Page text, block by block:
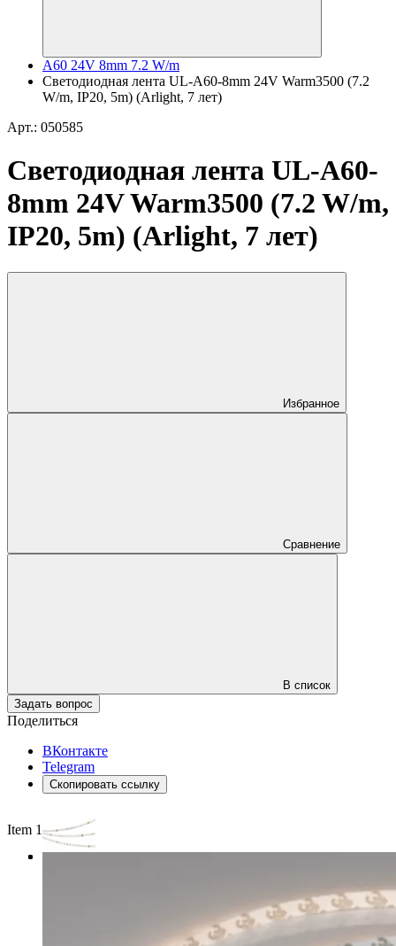
A60 24V 8mm 7.2 W/m
Светодиодная лента UL-A60-8mm 24V Warm3500 (7.2
W/m, IP20, 5m) (Arlight, 7 лет)
Арт.: 050585
Светодиодная лента UL-A60-
8mm 24V Warm3500 (7.2 W/m,
IP20, 5m) (Arlight, 7 лет)
Избранное
Сравнение
В список
Задать вопрос
Поделиться
ВКонтакте
Telegram
Скопировать ссылку
Item 1 of 3